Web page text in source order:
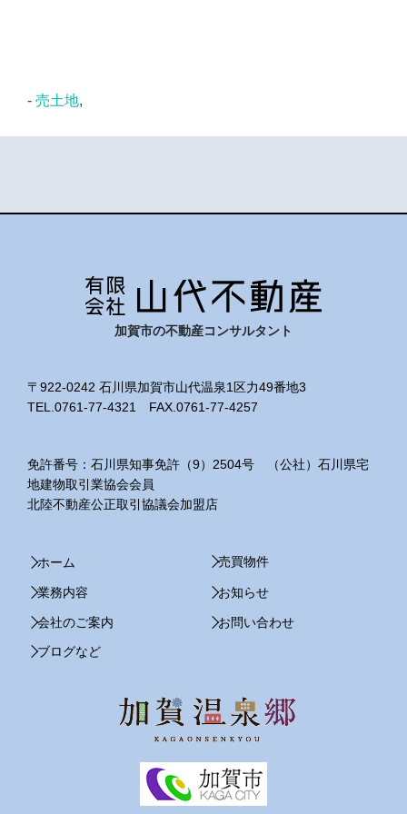
- 売土地,
加賀市の不動産コンサルタント
〒922-0242 石川県加賀市山代温泉1区力49番地3
TEL.0761-77-4321 FAX.0761-77-4257
免許番号：石川県知事免許（9）2504号 （公社）石川県宅
地建物取引業協会会員
北陸不動産公正取引協議会加盟店
ホーム 売買物件
業務内容 お知らせ
会社のご案内 お問い合わせ
ブログなど